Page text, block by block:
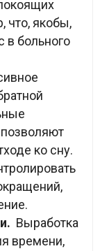
что, якобы,
в больного
ко сну.
Выработка
времени,